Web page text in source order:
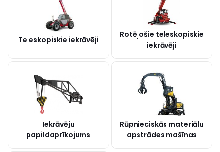
Teleskopiskie iekrāvēji
Rotējošie teleskopiskie
iekrāvēji
Iekrāvēju
papildaprīkojums
Rūpnieciskās materiālu
apstrādes mašīnas